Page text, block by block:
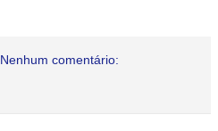
Nenhum comentário: